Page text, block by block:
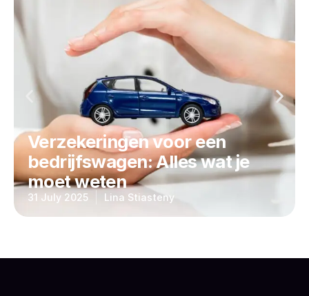
Verzekeringen voor een
bedrijfswagen: Alles wat je
moet weten
31 July 2025 Lina Stiasteny